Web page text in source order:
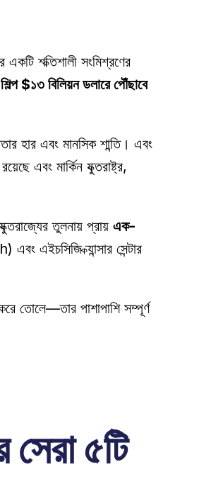
একটি শক্তিশালী সংমিশ্রণের
$১৩ বিলিয়ন ডলারে পৌঁছাবে
হার এবং মানসিক শান্তি। এবং
এবং মার্কিন যুক্তরাষ্ট্র,
যুক্তরাজ্যের তুলনায় প্রায় এক-
এইচসিজি ক্যান্সার সেন্টার
তোলে—তার পাশাপাশি সম্পূর্ণ
৫টি